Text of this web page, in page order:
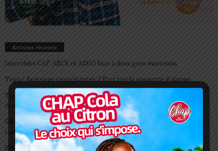
Articles récents
Interclubs CAF: ASCK et ASKO face à deux gros morceaux
Togo/ Boissons énergisantes: l’État tire la sonnette d’alarme
Togo/ Rentrée scolaire 2026-2027: consultez la liste officielle des
écoles autorisées
ESSAL 2026 : les admissibles convoqués pour la visite médicale à
Lomé
SWEDD+ Togo / ECOLE DE LA CHANCE : les maitres-artisans se